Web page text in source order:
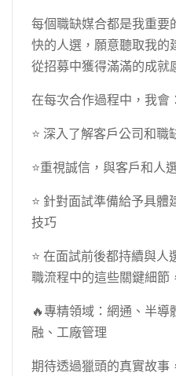
每個職缺媒合都是我重要
快的人選，願意聽取我的
從招募中獲得滿滿的成就
在每次合作過程中，我會：
⭐ 深入了解客戶公司和職
⭐重視誠信，與客戶和人
⭐ 針對面試準備給予具
技巧
⭐ 在面試前後都持續與
職流程中的這些關鍵細節
🔥專精領域：網通、半
融、工廠管理
期待透過獵頭的真實故事